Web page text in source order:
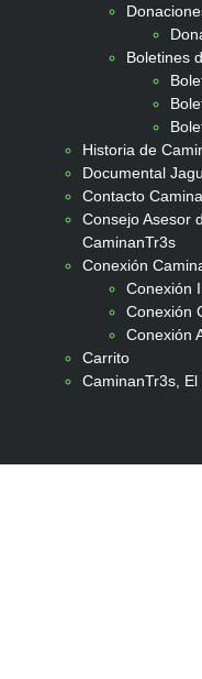
Boletines
Historia de
Documental
Contacto
Consejo Asesor
CaminanTr3s
Conexión
Conexión
Conexión
Conexión
Carrito
CaminanTr3s,